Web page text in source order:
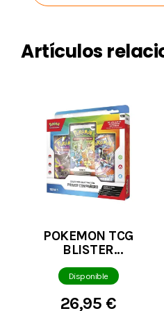
Artículos
POKEMON TCG
BLISTER
COLECCION
ILUSTRACION
COMPAÑERO
Disponible
26,95 €